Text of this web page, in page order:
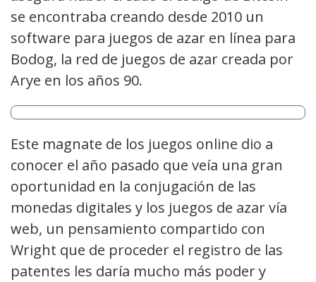
se encontraba creando desde 2010 un
software para juegos de azar en línea para
Bodog, la red de juegos de azar creada por
Arye en los años 90.
Este magnate de los juegos online dio a
conocer el año pasado que veía una gran
oportunidad en la conjugación de las
monedas digitales y los juegos de azar vía
web, un pensamiento compartido con
Wright que de proceder el registro de las
patentes les daría mucho más poder y